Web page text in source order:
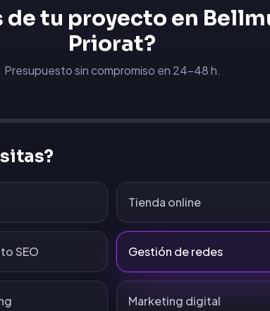
de tu proyecto en
Priorat?
Presupuesto sin compromiso en 24-48 h.
Tienda online
SEO Gestión de redes
Marketing digital